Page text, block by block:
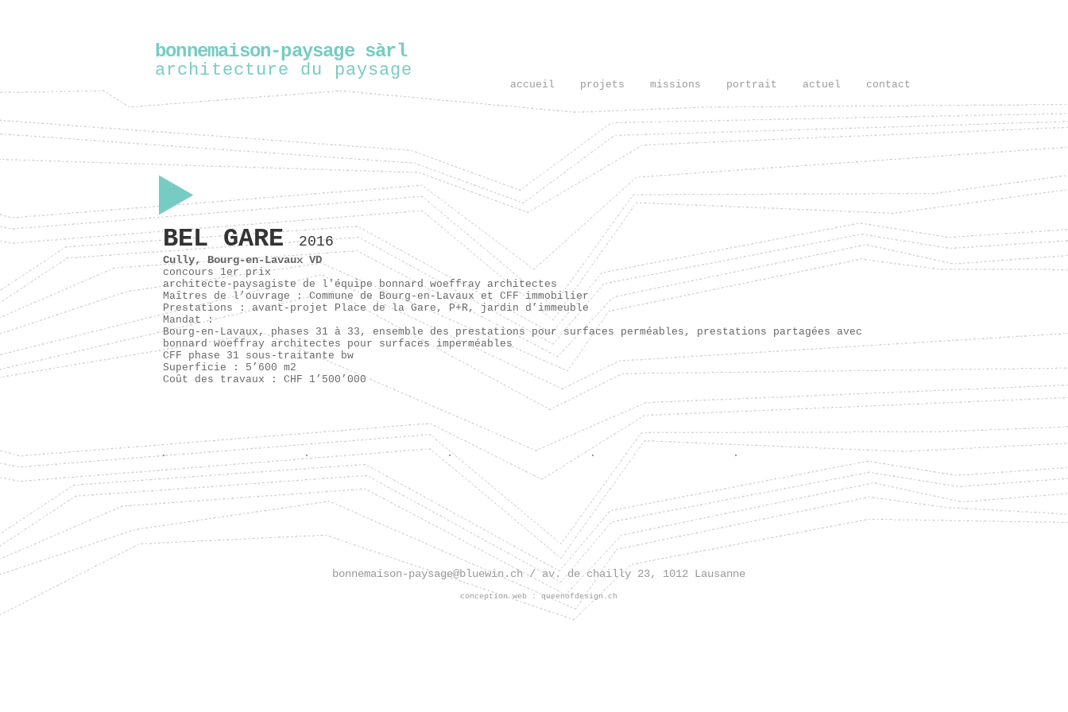
bonnemaison-paysage sàrl
architecture du paysage
accueil projets missions portrait actuel contact
BEL GARE2016
Cully, Bourg-en-Lavaux VD
concours 1er prix
architecte-paysagiste de l'équipe bonnard woeffray architectes
Maîtres de l’ouvrage : Commune de Bourg-en-Lavaux et CFF immobilier
Prestations : avant-projet Place de la Gare, P+R, jardin d’immeuble
Mandat :
Bourg-en-Lavaux, phases 31 à 33, ensemble des prestations pour surfaces perméables, prestations partagées avec
bonnard woeffray architectes pour surfaces imperméables
CFF phase 31 sous-traitante bw
Superficie : 5’600 m2
Coût des travaux : CHF 1’500’000
bonnemaison-paysage@bluewin.ch/ av. de chailly 23, 1012 Lausanne
conception web :queenofdesign.ch